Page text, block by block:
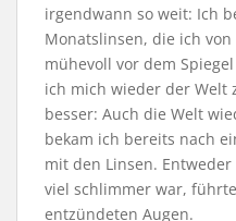
irgendwann so weit: Ich
Monatslinsen, die ich
mühevoll vor dem
ich mich wieder der Welt
besser: Auch die Welt
bekam ich bereits nach
mit den Linsen.
viel schlimmer war,
entzündeten Augen.